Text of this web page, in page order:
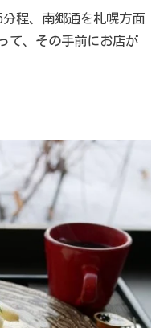
程、南郷通を札幌方面
て、その手前にお店が